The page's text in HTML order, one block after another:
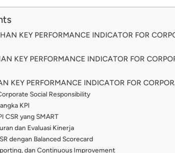
KEY PERFORMANCE INDICATOR FOR
KEY PERFORMANCE INDICATOR FOR
KEY PERFORMANCE INDICATOR FOR
Social Responsibility
KPI
CSR yang SMART
dan Evaluasi Kinerja
dengan Balanced Scorecard
dan Continuous Improvement